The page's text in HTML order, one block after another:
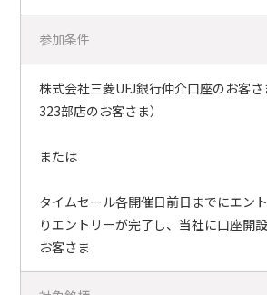
参加条件
株式会社三菱UFJ銀行仲介口座のお客
323部店のお客さま）
または
タイムセール各開催日前日までにエン
りエントリーが完了し、当社に口座開
お客さま